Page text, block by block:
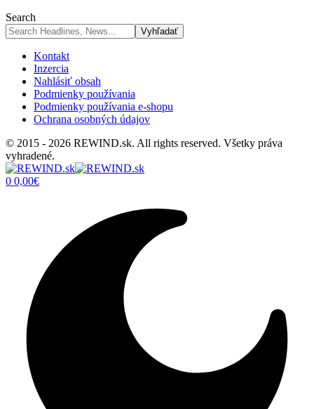
Search
Kontakt
Inzercia
Nahlásiť obsah
Podmienky používania
Podmienky používania e-shopu
Ochrana osobných údajov
© 2015 - 2026 REWIND.sk. All rights reserved. Všetky práva
vyhradené.
0 0,00€